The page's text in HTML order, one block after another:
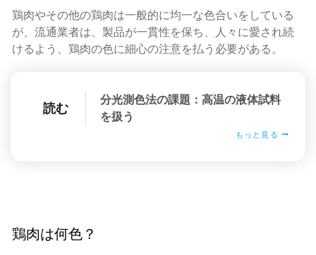
鶏肉やその他の鶏肉は一般的に均一な色合いをしている
が、流通業者は、製品が一貫性を保ち、人々に愛され続
けるよう、鶏肉の色に細心の注意を払う必要がある。
読む
分光測色法の課題：高温の液体試料
を扱う
もっと見る
鶏肉は何色？